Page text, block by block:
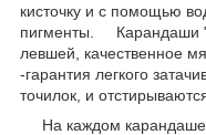
кисточку и с помощью
пигменты. Карандаши
левшей, качественное
-гарантия легкого
точилок, и
На каждом карандаше